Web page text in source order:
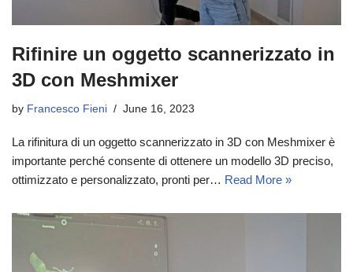
Rifinire un oggetto scannerizzato in
3D con Meshmixer
by Francesco Fieni June 16, 2023
La rifinitura di un oggetto scannerizzato in 3D con Meshmixer è
importante perché consente di ottenere un modello 3D preciso,
ottimizzato e personalizzato, pronti per… Read More »